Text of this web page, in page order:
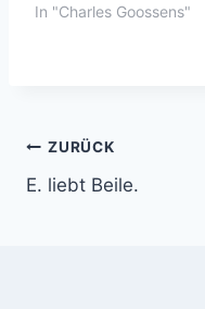
In "Charles Goossens"
ZURÜCK
E. liebt Beile.